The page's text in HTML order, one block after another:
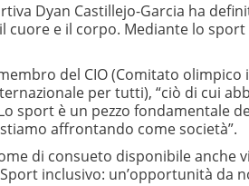
Dyan Castillejo-Garcia ha
e il corpo. Mediante lo sport
del CIO (Comitato olimpico
per tutti), “ciò di cui
sport è un pezzo fondamentale
affrontando come società”.
di consueto disponibile anche
inclusivo: un’opportunità da